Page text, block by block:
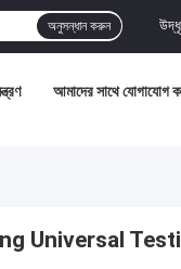
অনুসন্ধান করুন
আমাদের সাথে যোগাযোগ
Universal